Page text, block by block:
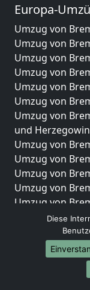
Europa-
Umzug von
Umzug von
Umzug von
Umzug von
Umzug von
Umzug von
Umzug von
und
Umzug von
Umzug von
Umzug von
Umzug von
Umzug von
Umzug von
Umzug von
Umzug von
Umzug von
Umzug von
Diese